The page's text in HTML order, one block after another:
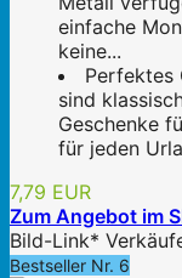
einfache
keine...
Perfektes
sind
Geschenke
für jeden
7,79 EUR
Zum Angebot im
Bild-Link*
Bestseller Nr. 6